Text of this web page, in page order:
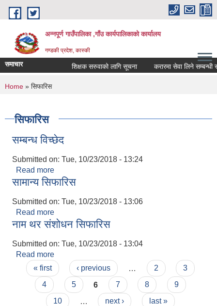
Skip to main content
अन्नपूर्ण गाउँपालिका ,गाँउ कार्यपालिकाको कार्यालय
गण्डकी प्रदेश, कास्की
समाचार शिक्षक सरुवाको लागि सूचना करारमा सेवा लिने सम्बन्धी
You are here
Home » सिफारिस
सिफारिस
सम्बन्ध विच्छेद
Submitted on: Tue, 10/23/2018 - 13:24
Read more
सामान्य सिफारिस
Submitted on: Tue, 10/23/2018 - 13:06
Read more
नाम थर संशोधन सिफारिस
Submitted on: Tue, 10/23/2018 - 13:04
Read more
Pages
« first ‹ previous 2
3
4
5 6 7 8
9
10
next › last »